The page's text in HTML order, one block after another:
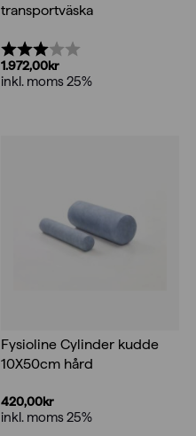
transportväska
Betyg:
1.972,00kr
inkl. moms 25%
Fysioline Cylinder kudde
10X50cm hård
420,00kr
inkl. moms 25%